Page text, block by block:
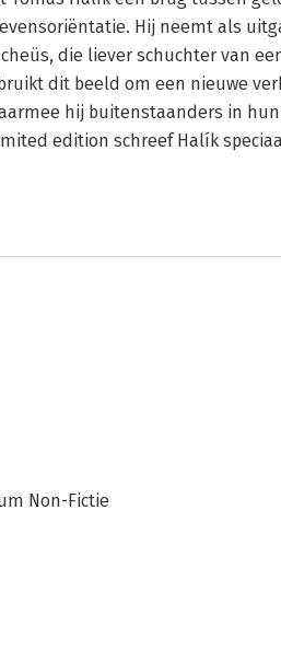
Hij neemt als
die liever schuchter van
dit beeld om een nieuwe
hij buitenstaanders in
edition schreef Halík
Non-Fictie